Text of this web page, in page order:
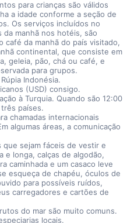
para crianças são válidos
a idade conforme a seção de
Os serviços incluídos no
da manhã nos hotéis, são
da manhã do país visitado,
continental, que consiste em
geleia, pão, chá ou café, e
para grupos.
Indonésia.
(USD) consigo.
à Turquia. Quando são 12:00
países.
chamadas internacionais
algumas áreas, a comunicação
que sejam fáceis de vestir e
e longa, calças de algodão,
caminhada e um casaco leve
esqueça de chapéu, óculos de
para possíveis ruídos,
carregadores e cartões de
do mar são muito comuns.
locais.